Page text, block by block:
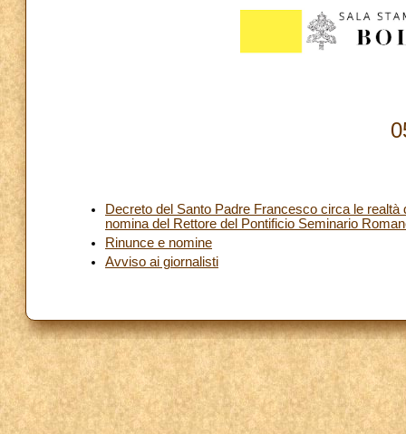
Decreto del Santo Padre Francesco circa le
nomina del Rettore del Pontificio Seminario
Rinunce e nomine
Avviso ai giornalisti